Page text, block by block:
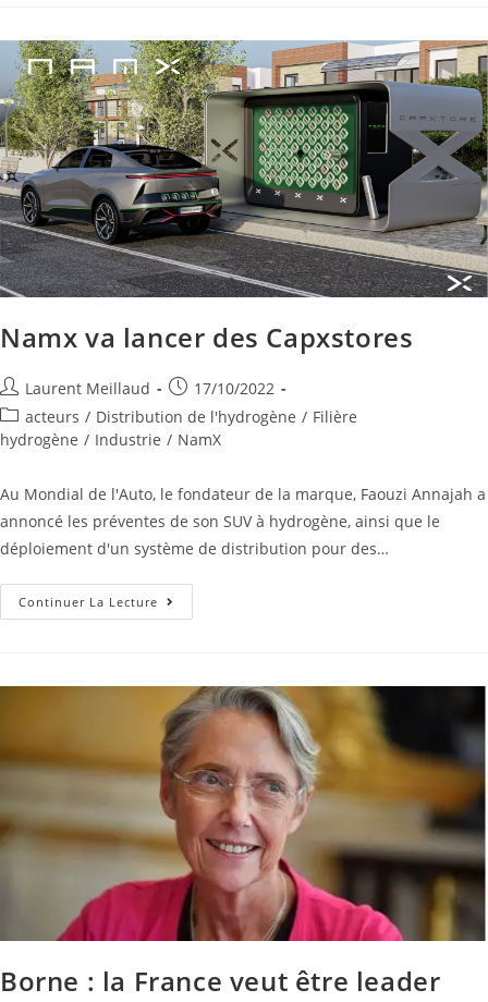
Namx va lancer des Capxstores
Laurent Meillaud
17/10/2022
acteurs / Distribution de l'hydrogène / Filière
hydrogène / Industrie / NamX
Au Mondial de l'Auto, le fondateur de la marque, Faouzi Annajah a
annoncé les préventes de son SUV à hydrogène, ainsi que le
déploiement d'un système de distribution pour des…
Continuer La Lecture
Borne : la France veut être leader